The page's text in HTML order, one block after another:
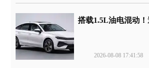
2026-08-08 17:41:58